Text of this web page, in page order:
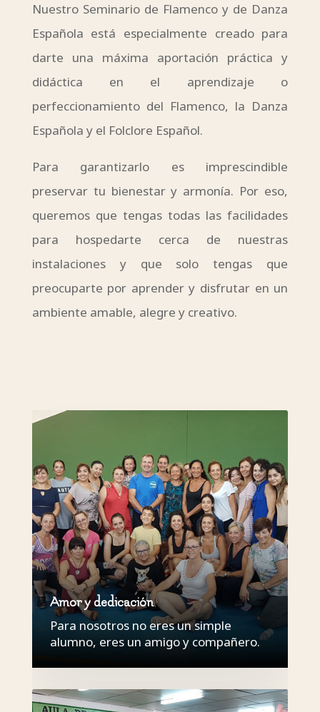
Nuestro Seminario de Flamenco y de Danza
Española está especialmente creado para
darte una máxima aportación práctica y
didáctica en el aprendizaje o
perfeccionamiento del Flamenco, la Danza
Española y el Folclore Español.
Para garantizarlo es imprescindible
preservar tu bienestar y armonía. Por eso,
queremos que tengas todas las facilidades
para hospedarte cerca de nuestras
instalaciones y que solo tengas que
preocuparte por aprender y disfrutar en un
ambiente amable, alegre y creativo.
Amor y dedicación
Para nosotros no eres un simple
alumno, eres un amigo y compañero.